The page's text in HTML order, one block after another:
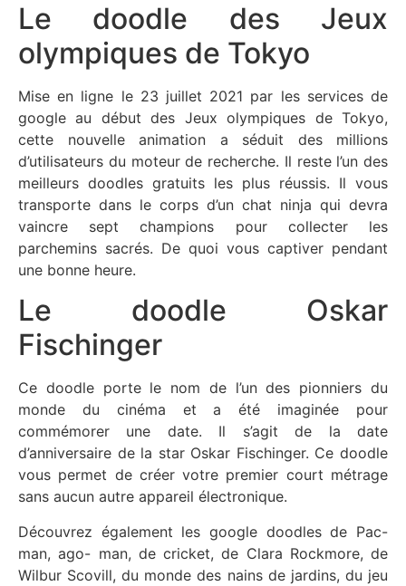
Le doodle des Jeux
olympiques de Tokyo
Mise en ligne le 23 juillet 2021 par les services de
google au début des Jeux olympiques de Tokyo,
cette nouvelle animation a séduit des millions
d’utilisateurs du moteur de recherche. Il reste l’un des
meilleurs doodles gratuits les plus réussis. Il vous
transporte dans le corps d’un chat ninja qui devra
vaincre sept champions pour collecter les
parchemins sacrés. De quoi vous captiver pendant
une bonne heure.
Le doodle Oskar
Fischinger
Ce doodle porte le nom de l’un des pionniers du
monde du cinéma et a été imaginée pour
commémorer une date. Il s’agit de la date
d’anniversaire de la star Oskar Fischinger. Ce doodle
vous permet de créer votre premier court métrage
sans aucun autre appareil électronique.
Découvrez également les google doodles de Pac-
man, ago- man, de cricket, de Clara Rockmore, de
Wilbur Scovill, du monde des nains de jardins, du jeu